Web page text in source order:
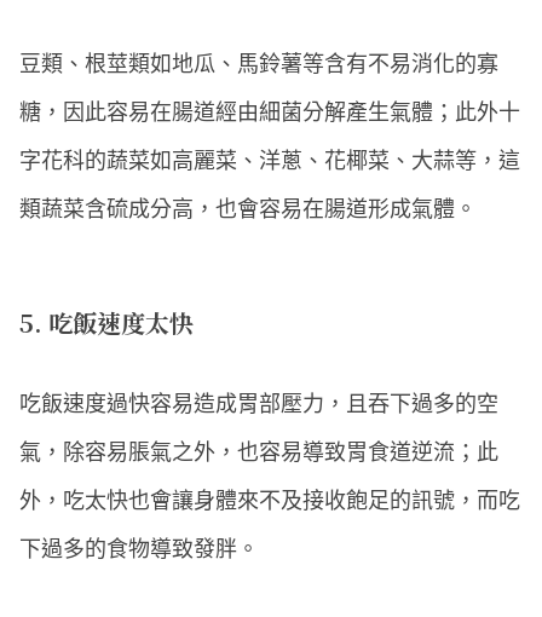
豆類、根莖類如地瓜、馬鈴薯等含有不易消化的寡
糖，因此容易在腸道經由細菌分解產生氣體；此外十
字花科的蔬菜如高麗菜、洋蔥、花椰菜、大蒜等，這
類蔬菜含硫成分高，也會容易在腸道形成氣體。
5. 吃飯速度太快
吃飯速度過快容易造成胃部壓力，且吞下過多的空
氣，除容易脹氣之外，也容易導致胃食道逆流；此
外，吃太快也會讓身體來不及接收飽足的訊號，而吃
下過多的食物導致發胖。